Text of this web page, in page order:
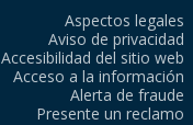
Aspectos legales
Aviso de privacidad
Accesibilidad del sitio web
Acceso a la información
Alerta de fraude
Presente un reclamo